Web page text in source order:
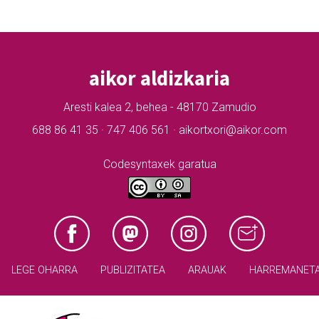
aikor aldizkaria
Aresti kalea 2, behea - 48170 Zamudio
688 86 41 35 · 747 406 561 · aikortxori@aikor.com
Codesyntaxek garatua
LEGE OHARRA PUBLIZITATEA ARAUAK